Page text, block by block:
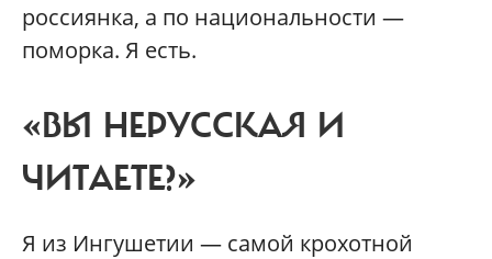
россиянка, а по национальности —
поморка. Я есть.
«ВЫ НЕРУССКАЯ И
ЧИТАЕТЕ?»
Я из Ингушетии — самой крохотной